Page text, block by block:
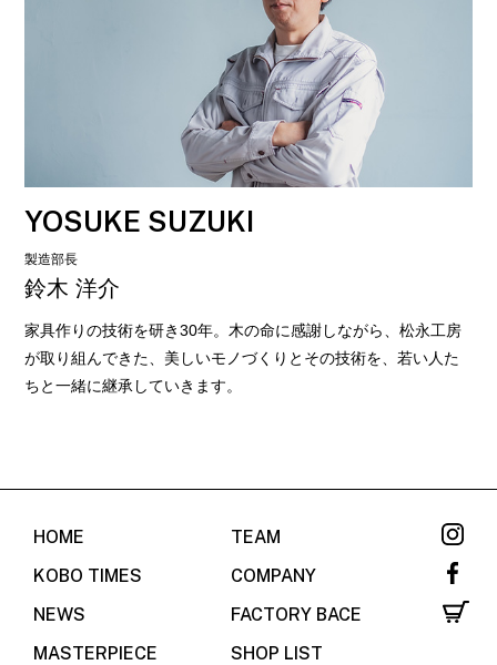
YOSUKE SUZUKI
製造部長
鈴木 洋介
家具作りの技術を研き30年。木の命に感謝しながら、松永工房
が取り組んできた、美しいモノづくりとその技術を、若い人た
ちと一緒に継承していきます。
HOME
KOBO TIMES
NEWS
MASTERPIECE
TEAM
COMPANY
FACTORY BACE
SHOP LIST